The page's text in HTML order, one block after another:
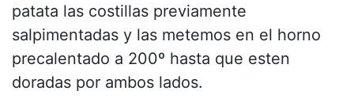
patata las costillas previamente
salpimentadas y las metemos en el horno
precalentado a 200º hasta que esten
doradas por ambos lados.